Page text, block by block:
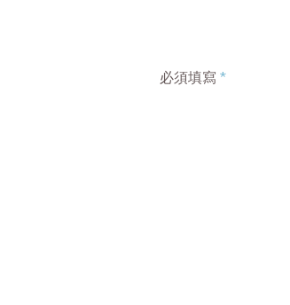
必須填寫 *